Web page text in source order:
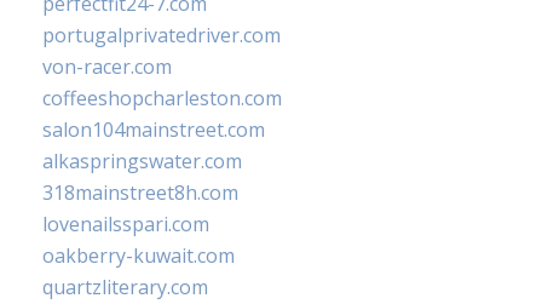
portugalprivatedriver.com
von-racer.com
coffeeshopcharleston.com
salon104mainstreet.com
alkaspringswater.com
318mainstreet8h.com
lovenailsspari.com
oakberry-kuwait.com
quartzliterary.com